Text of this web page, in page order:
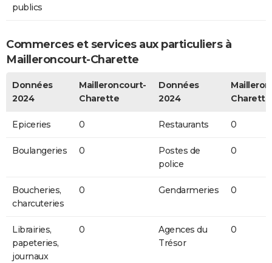
publics
Commerces et services aux particuliers à
Mailleroncourt-Charette
Données
2024
Mailleroncourt-
Charette
Données
2024
Charette
Epiceries 0 Restaurants 0
Boulangeries 0
Postes de
police
0
Boucheries,
charcuteries
0 Gendarmeries 0
Librairies,
papeteries,
journaux
0
Agences du
Trésor
0